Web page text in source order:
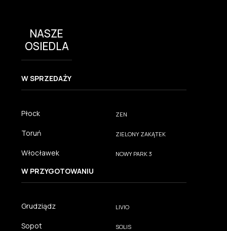
NASZE
OSIEDLA
W SPRZEDAŻY
Płock ZEN
Toruń ZIELONY ZAKĄTEK
Włocławek NOWY PARK 3
W PRZYGOTOWANIU
Grudziądz LIVIO
Sopot SOLIS